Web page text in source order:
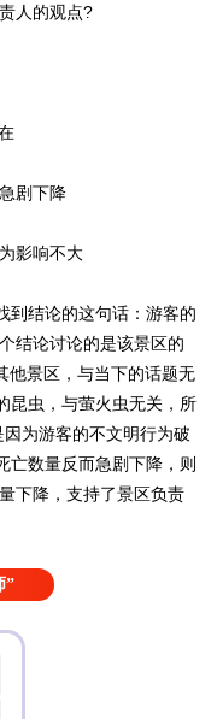
人的观点?
剧下降
影响不大
结论的这句话：游客的
结论讨论的是该景区的
他景区，与当下的话题无
昆虫，与萤火虫无关，所
为游客的不文明行为破
亡数量反而急剧下降，则
下降，支持了景区负责
”